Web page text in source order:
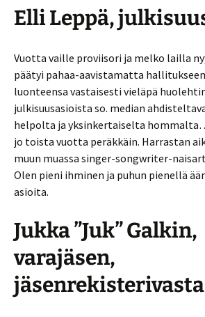
Elli Leppä,
Vuotta vaille proviisori ja melko lailla
päätyi pahaa-aavistamatta
luonteensa vastaisesti vieläpä
julkisuusasioista so. median
helpolta ja yksinkertaiselta
jo toista vuotta peräkkäin. Harrastan
muun muassa singer-songwriter-
Olen pieni ihminen ja puhun pienellä
asioita.
Jukka ”Juk” Galkin,
varajäsen,